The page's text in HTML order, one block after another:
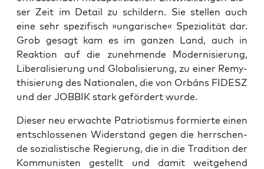
ser Zeit im Detail zu schil­dern. Sie stel­len auch
eine sehr spe­zi­fisch »unga­ri­sche« Spe­zia­li­tät dar.
Grob gesagt kam es im gan­zen Land, auch in
Reak­ti­on auf die zuneh­men­de Moder­ni­sie­rung,
Libe­ra­li­sie­rung und Glo­ba­li­sie­rung, zu einer Remy­
thi­sie­rung des Natio­na­len, die von Orbáns FIDESZ
und der JOBBIK stark geför­dert wurde.
Die­ser neu erwach­te Patrio­tis­mus for­mier­te einen
ent­schlos­se­nen Wider­stand gegen die herr­schen­
de sozia­lis­ti­sche Regie­rung, die in die Tra­di­ti­on der
Kom­mu­nis­ten gestellt und damit weit­ge­hend